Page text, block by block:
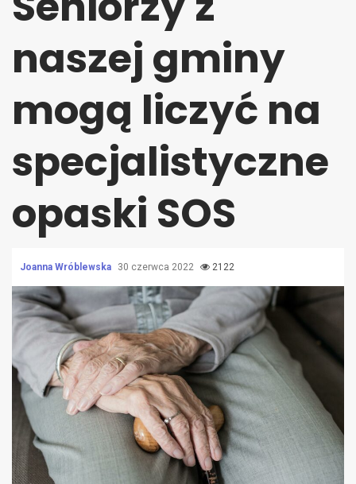
naszej gminy
mogą liczyć na
specjalistyczne
opaski SOS
Joanna Wróblewska 30 czerwca 2022 2122